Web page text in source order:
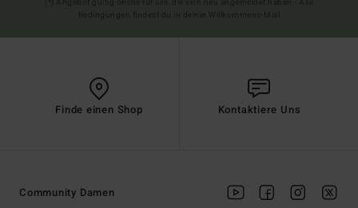
Finde einen Shop Kontaktiere Uns
Community Damen